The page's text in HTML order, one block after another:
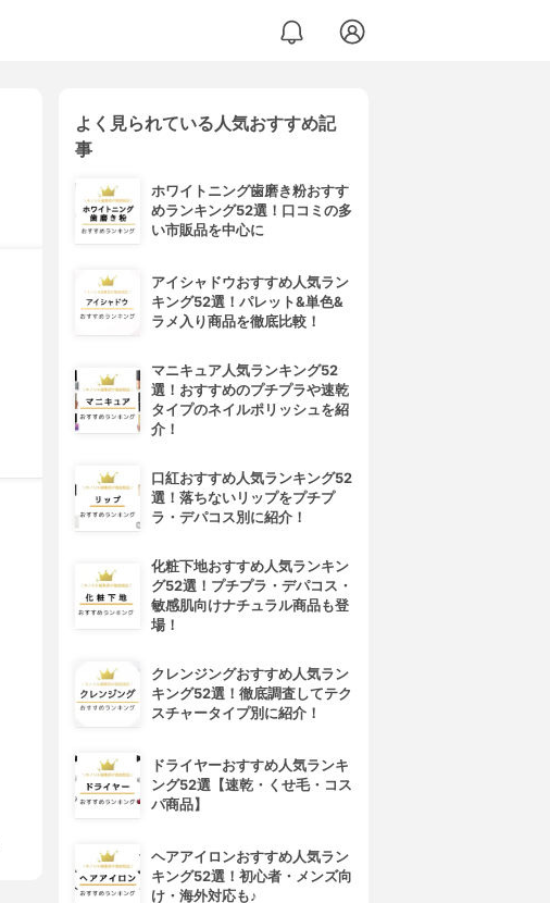
よく見られている人気おすすめ記
事
ホワイトニング歯磨き粉おすす
めランキング52選！口コミの多
い市販品を中心に
アイシャドウおすすめ人気ラン
キング52選！パレット&単色&
ラメ入り商品を徹底比較！
マニキュア人気ランキング52
選！おすすめのプチプラや速乾
タイプのネイルポリッシュを紹
介！
口紅おすすめ人気ランキング52
選！落ちないリップをプチプ
ラ・デパコス別に紹介！
化粧下地おすすめ人気ランキン
グ52選！プチプラ・デパコス・
敏感肌向けナチュラル商品も登
場！
クレンジングおすすめ人気ラン
キング52選！徹底調査してテク
スチャータイプ別に紹介！
ドライヤーおすすめ人気ランキ
ング52選【速乾・くせ毛・コス
パ商品】
ヘアアイロンおすすめ人気ラン
キング52選！初心者・メンズ向
け・海外対応も♪